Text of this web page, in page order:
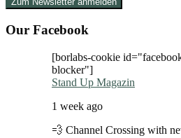
Our Facebook
[borlabs-cookie
blocker"]
Stand Up Magazin
1 week ago
💨 Channel Crossing with